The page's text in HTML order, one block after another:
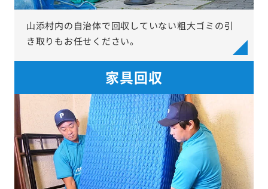
山添村内の自治体で回収していない粗大ゴミの引
き取りもお任せください。
家具回収